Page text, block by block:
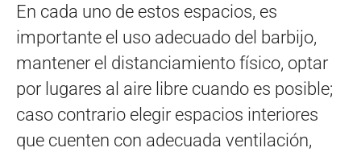
En cada uno de estos espacios, es
importante el uso adecuado del barbijo,
mantener el distanciamiento físico, optar
por lugares al aire libre cuando es posible;
caso contrario elegir espacios interiores
que cuenten con adecuada ventilación,